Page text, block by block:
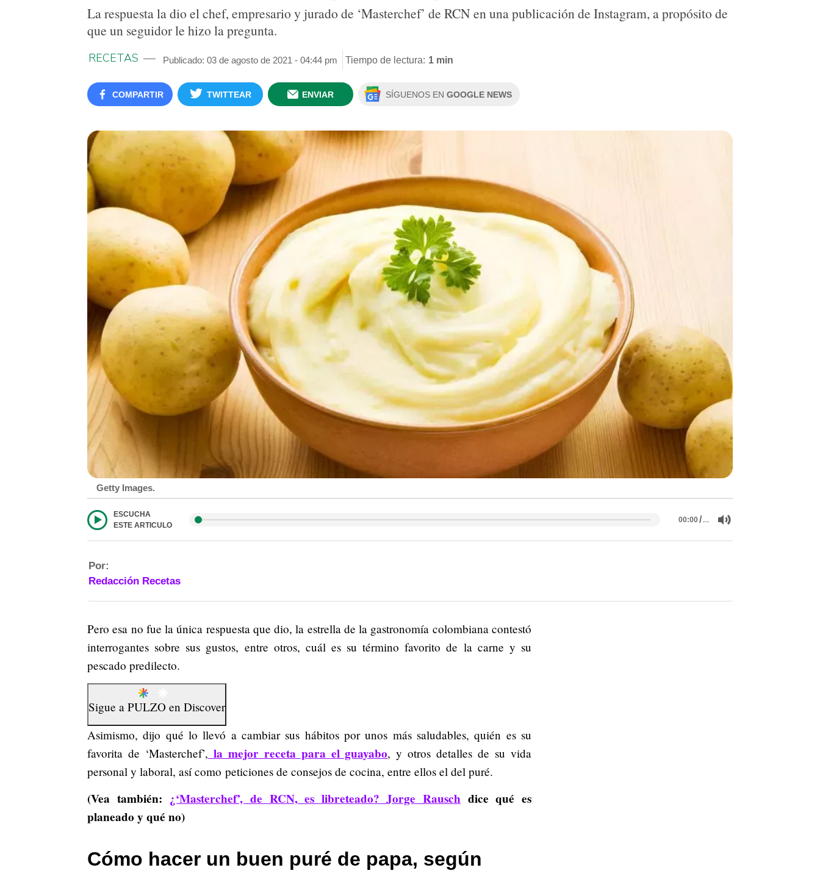
La respuesta la dio el chef, empresario y jurado de ‘Masterchef’ de RCN en una publicación de Instagram, a propósito de
que un seguidor le hizo la pregunta.
RECETAS Publicado: 03 de agosto de 2021 - 04:44 pm Tiempo de lectura: 1 min
COMPARTIR TWITTEAR ENVIAR SÍGUENOS EN GOOGLE NEWS
Getty Images.
ESCUCHA
ESTE ARTICULO
00:00/…
Por:
Redacción Recetas
Pero esa no fue la única respuesta que dio, la estrella de la gastronomía colombiana contestó
interrogantes sobre sus gustos, entre otros, cuál es su término favorito de la carne y su
pescado predilecto.
Sigue a PULZO en Discover
Asimismo, dijo qué lo llevó a cambiar sus hábitos por unos más saludables, quién es su
favorita de ‘Masterchef’, la mejor receta para el guayabo, y otros detalles de su vida
personal y laboral, así como peticiones de consejos de cocina, entre ellos el del puré.
(Vea también: ¿‘Masterchef’, de RCN, es libreteado?Jorge Rausch dice qué es
planeado y qué no)
Cómo hacer un buen puré de papa, según